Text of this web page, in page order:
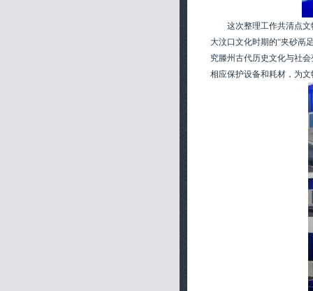
这次整理工作共清点
大汶口文化时期的“夹砂鬲
究滕州古代历史文化与社
相应保护设备和耗材，为